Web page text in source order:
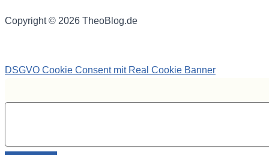
Copyright © 2026 TheoBlog.de
DSGVO Cookie Consent mit Real Cookie Banner